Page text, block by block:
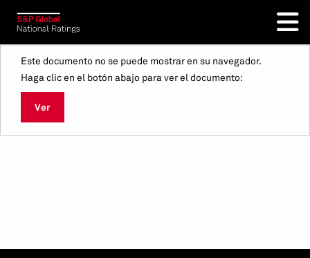
Este documento no se puede mostrar en su navegador.
Haga clic en el botón abajo para ver el documento:
Ver